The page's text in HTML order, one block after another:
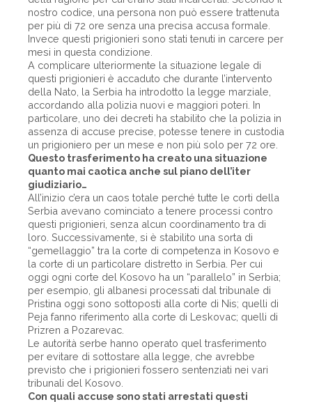
nostro codice, una persona non può essere trattenuta
per più di 72 ore senza una precisa accusa formale.
Invece questi prigionieri sono stati tenuti in carcere per
mesi in questa condizione.
A complicare ulteriormente la situazione legale di
questi prigionieri è accaduto che durante l’intervento
della Nato, la Serbia ha introdotto la legge marziale,
accordando alla polizia nuovi e maggiori poteri. In
particolare, uno dei decreti ha stabilito che la polizia in
assenza di accuse precise, potesse tenere in custodia
un prigioniero per un mese e non più solo per 72 ore.
Questo trasferimento ha creato una situazione
quanto mai caotica anche sul piano dell’iter
giudiziario…
All’inizio c’era un caos totale perché tutte le corti della
Serbia avevano cominciato a tenere processi contro
questi prigionieri, senza alcun coordinamento tra di
loro. Successivamente, si è stabilito una sorta di
“gemellaggio” tra la corte di competenza in Kosovo e
la corte di un particolare distretto in Serbia. Per cui
oggi ogni corte del Kosovo ha un “parallelo” in Serbia;
per esempio, gli albanesi processati dal tribunale di
Pristina oggi sono sottoposti alla corte di Nis; quelli di
Peja fanno riferimento alla corte di Leskovac; quelli di
Prizren a Pozarevac.
Le autorità serbe hanno operato quel trasferimento
per evitare di sottostare alla legge, che avrebbe
previsto che i prigionieri fossero sentenziati nei vari
tribunali del Kosovo.
Con quali accuse sono stati arrestati questi